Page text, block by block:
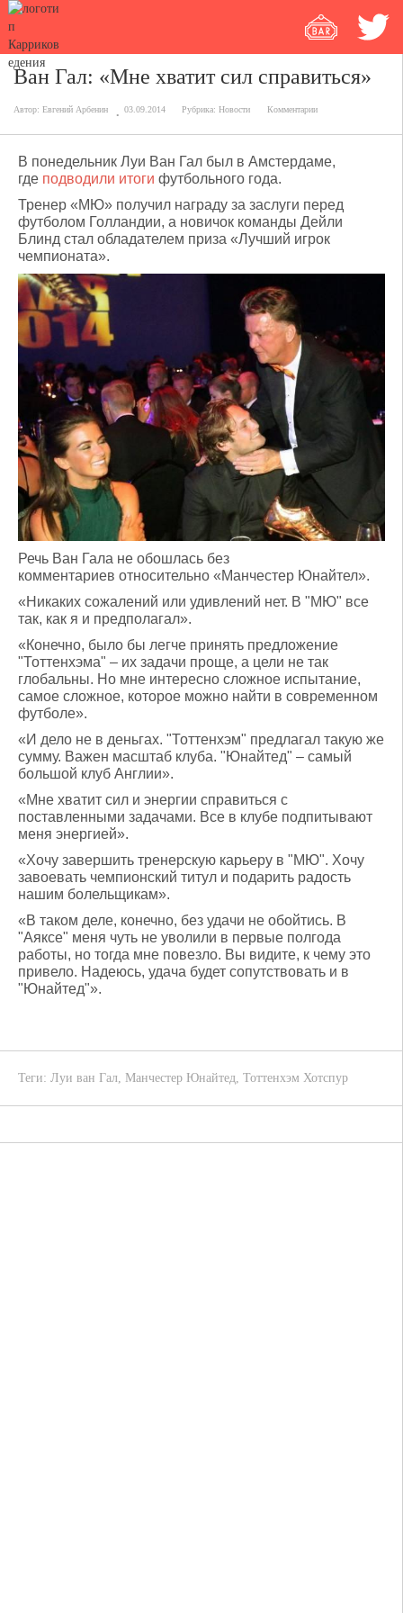
Ван Гал: «Мне хватит сил справиться»
Автор: Евгений Арбенин 03.09.2014 Рубрика: Новости Комментарии
В понедельник Луи Ван Гал был в Амстердаме,
где подводили итоги футбольного года.
Тренер «МЮ» получил награду за заслуги перед
футболом Голландии, а новичок команды Дейли
Блинд стал обладателем приза «Лучший игрок
чемпионата».
Речь Ван Гала не обошлась без
комментариев относительно «Манчестер Юнайтел».
«Никаких сожалений или удивлений нет. В "МЮ" все
так, как я и предполагал».
«Конечно, было бы легче принять предложение
"Тоттенхэма" – их задачи проще, а цели не так
глобальны. Но мне интересно сложное испытание,
самое сложное, которое можно найти в современном
футболе».
«И дело не в деньгах. "Тоттенхэм" предлагал такую же
сумму. Важен масштаб клуба. "Юнайтед" – самый
большой клуб Англии».
«Мне хватит сил и энергии справиться с
поставленными задачами. Все в клубе подпитывают
меня энергией».
«Хочу завершить тренерскую карьеру в "МЮ". Хочу
завоевать чемпионский титул и подарить радость
нашим болельщикам».
«В таком деле, конечно, без удачи не обойтись. В
"Аяксе" меня чуть не уволили в первые полгода
работы, но тогда мне повезло. Вы видите, к чему это
привело. Надеюсь, удача будет сопутствовать и в
"Юнайтед"».
Теги: Луи ван Гал, Манчестер Юнайтед, Тоттенхэм Хотспур